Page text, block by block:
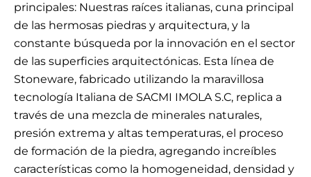
principales: Nuestras raíces italianas, cuna principal
de las hermosas piedras y arquitectura, y la
constante búsqueda por la innovación en el sector
de las superficies arquitectónicas. Esta línea de
Stoneware, fabricado utilizando la maravillosa
tecnología Italiana de SACMI IMOLA S.C, replica a
través de una mezcla de minerales naturales,
presión extrema y altas temperaturas, el proceso
de formación de la piedra, agregando increíbles
características como la homogeneidad, densidad y